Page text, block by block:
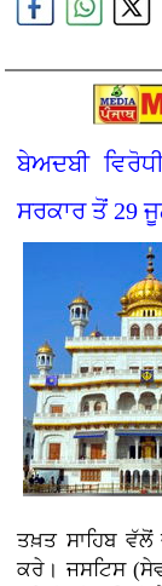
ਬੇਅਦਬੀ
ਸਰਕਾਰ ਤੋਂ 29
ਤਖ਼ਤ ਸਾਹਿਬ ਵੱਲੋਂ
ਕਰੇ। ਜਸਟਿਸ